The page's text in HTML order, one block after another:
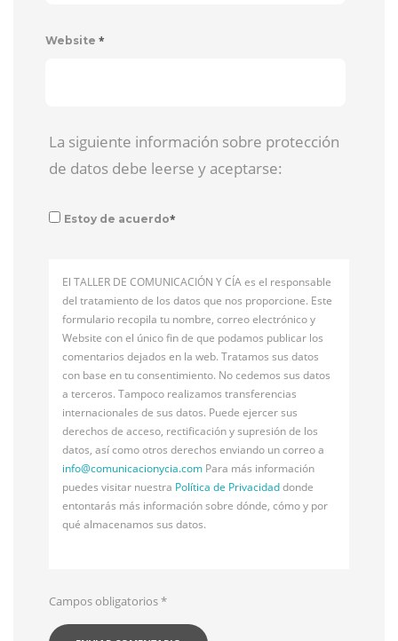
Website *
La siguiente información sobre protección
de datos debe leerse y aceptarse:
Estoy de acuerdo*
El TALLER DE COMUNICACIÓN Y CÍA es el responsable
del tratamiento de los datos que nos proporcione. Este
formulario recopila tu nombre, correo electrónico y
Website con el único fin de que podamos publicar los
comentarios dejados en la web. Tratamos sus datos
con base en tu consentimiento. No cedemos sus datos
a terceros. Tampoco realizamos transferencias
internacionales de sus datos. Puede ejercer sus
derechos de acceso, rectificación y supresión de los
datos, así como otros derechos enviando un correo a
info@comunicacionycia.com Para más información
puedes visitar nuestra Política de Privacidaddonde
entontarás más información sobre dónde, cómo y por
qué almacenamos sus datos.
Campos obligatorios*